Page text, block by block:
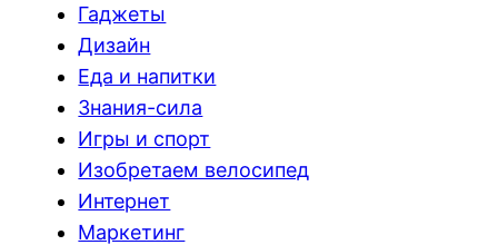
Гаджеты
Дизайн
Еда и напитки
Знания-сила
Игры и спорт
Изобретаем велосипед
Интернет
Маркетинг